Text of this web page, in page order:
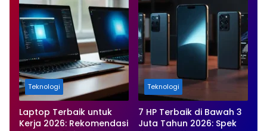
Teknologi
Laptop Terbaik untuk
Kerja 2026: Rekomendasi
Teknologi
7 HP Terbaik di Bawah 3
Juta Tahun 2026: Spek